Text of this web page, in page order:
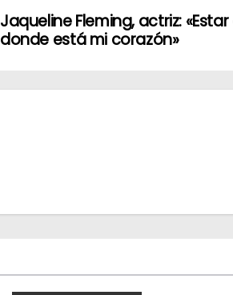
Jaqueline Fleming, actriz:
donde está mi corazón»